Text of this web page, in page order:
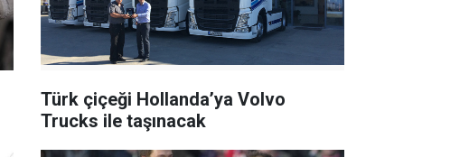
Türk çiçeği Hollanda’ya Volvo
Trucks ile taşınacak